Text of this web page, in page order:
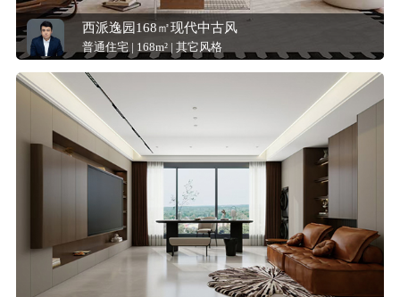
西派逸园168㎡现代中古风
普通住宅 | 168m² | 其它风格